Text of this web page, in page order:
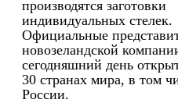
производятся заготовки
индивидуальных стелек.
Официальные
новозеландской
сегодняшний день
30 странах мира, в том
России.